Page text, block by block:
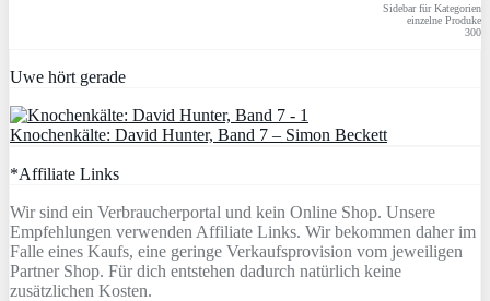
Sidebar für Kategorien
einzelne Produke
300
Uwe hört gerade
Knochenkälte: David Hunter, Band 7 – Simon Beckett
*Affiliate Links
Wir sind ein Verbraucherportal und kein Online Shop. Unsere
Empfehlungen verwenden Affiliate Links. Wir bekommen daher im
Falle eines Kaufs, eine geringe Verkaufsprovision vom jeweiligen
Partner Shop. Für dich entstehen dadurch natürlich keine
zusätzlichen Kosten.